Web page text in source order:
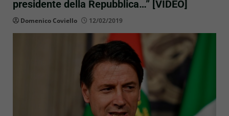
presidente della Repubblica…” [VIDEO]
Domenico Coviello 12/02/2019